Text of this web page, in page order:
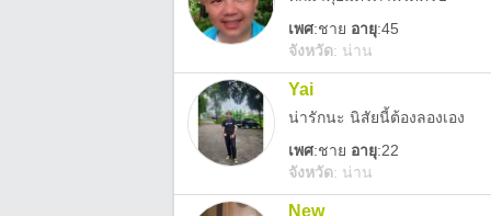
เพศ:ชาย อายุ:45
จังหวัด: น่าน
Yai
น่ารักนะ นิสัยนี้ต้องลองเอง
เพศ:ชาย อายุ:22
จังหวัด: น่าน
New